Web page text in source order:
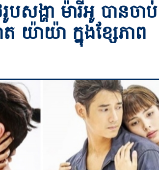
បសង្ហា ម៉ារីអូ បានចាប់
យ៉ាយ៉ា ក្នុងខ្សែភាព